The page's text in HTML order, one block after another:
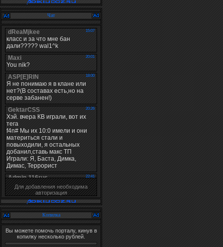
Чат
Для добавления необходима
авторизация
Копилка
Вы можете помочь порталу, кинув в
копилку несколько рублей.